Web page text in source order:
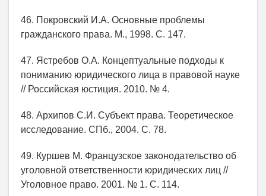
46. Покровский И.А. Основные проблемы
гражданского права. М., 1998. С. 147.
47. Ястребов О.А. Концептуальные подходы к
пониманию юридического лица в правовой науке
// Российская юстиция. 2010. № 4.
48. Архипов С.И. Субъект права. Теоретическое
исследование. СПб., 2004. С. 78.
49. Куршев М. Французское законодательство об
уголовной ответственности юридических лиц //
Уголовное право. 2001. № 1. С. 114.